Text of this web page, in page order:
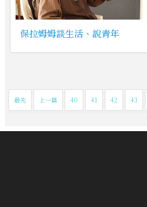
保拉姆姆談生活、說青年
最先 上一篇 40 41 42 43